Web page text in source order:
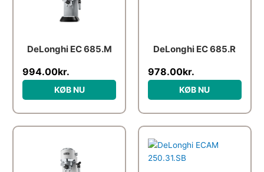
DeLonghi EC 685.M
994.00kr.
KØB NU
DeLonghi EC 685.R
978.00kr.
KØB NU